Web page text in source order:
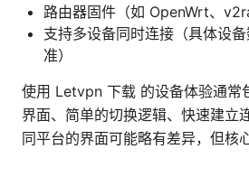
路由器固件（如 OpenWrt、
支持多设备同时连接（具体设
准）
使用 Letvpn 下载 的设备体验通常
界面、简单的切换逻辑、快速建立
同平台的界面可能略有差异，但核